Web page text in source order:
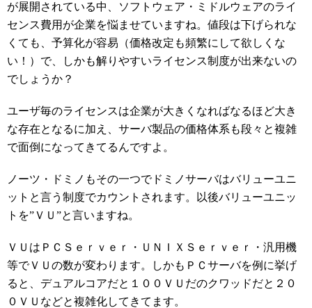
が展開されている中、ソフトウェア・ミドルウェアのライ
センス費用が企業を悩ませていますね。値段は下げられな
くても、予算化が容易（価格改定も頻繁にして欲しくな
い！）で、しかも解りやすいライセンス制度が出来ないの
でしょうか？
ユーザ毎のライセンスは企業が大きくなればなるほど大き
な存在となるに加え、サーバ製品の価格体系も段々と複雑
で面倒になってきてるんですよ。
ノーツ・ドミノもその一つでドミノサーバはバリューユニ
ットと言う制度でカウントされます。以後バリューユニッ
トを”ＶＵ”と言いますね。
ＶＵはＰＣＳｅｒｖｅｒ・ＵＮＩＸＳｅｒｖｅｒ・汎用機
等でＶＵの数が変わります。しかもＰＣサーバを例に挙げ
ると、デュアルコアだと１００ＶＵだのクワッドだと２０
０ＶＵなどと複雑化してきてます。